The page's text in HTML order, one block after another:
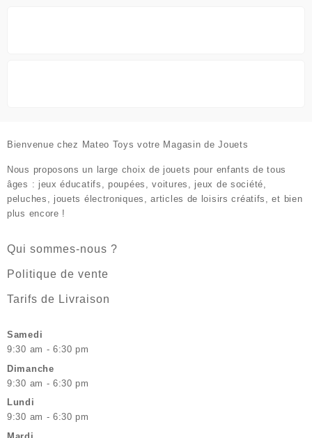
Bienvenue chez Mateo Toys votre Magasin de Jouets
Nous proposons un large choix de jouets pour enfants de tous
âges : jeux éducatifs, poupées, voitures, jeux de société,
peluches, jouets électroniques, articles de loisirs créatifs, et bien
plus encore !
Qui sommes-nous ?
Politique de vente
Tarifs de Livraison
Samedi
9:30 am - 6:30 pm
Dimanche
9:30 am - 6:30 pm
Lundi
9:30 am - 6:30 pm